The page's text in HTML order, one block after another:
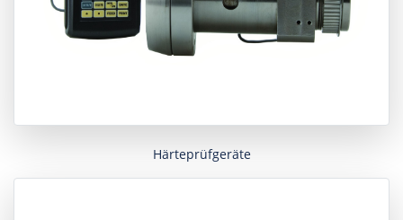
Härteprüfgeräte